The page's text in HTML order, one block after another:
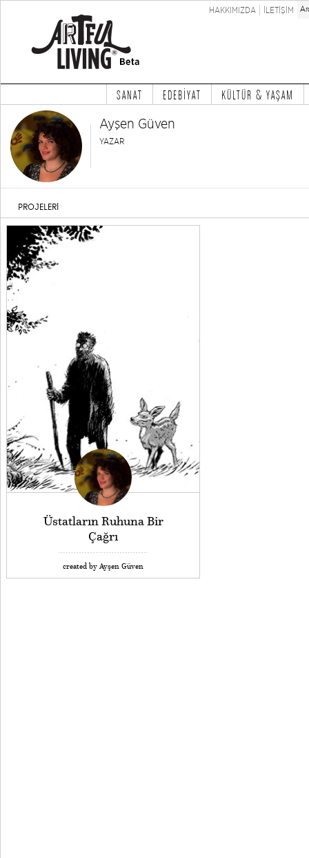
HAKKIMIZDA İLETİŞİM
SANAT EDEBİYAT KÜLTÜR & YAŞAM
Ayşen Güven
YAZAR
PROJELERİ
Üstatların Ruhuna Bir
Çağrı
created by Ayşen Güven